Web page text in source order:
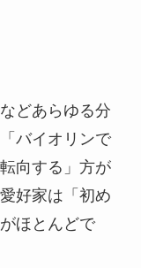
どあらゆる分
バイオリンで
向する」方が
好家は「初め
ほとんどで